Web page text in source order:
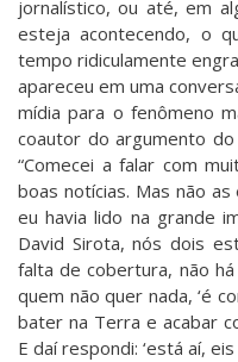
jornalístico, ou até, em
esteja acontecendo, o
tempo ridiculamente
apareceu em uma
mídia para o fenômeno
coautor do argumento do
“Comecei a falar com
boas notícias. Mas não
eu havia lido na grande
David Sirota, nós dois
falta de cobertura, não há
quem não quer nada, ‘é
bater na Terra e acabar
E daí respondi: ‘está aí,